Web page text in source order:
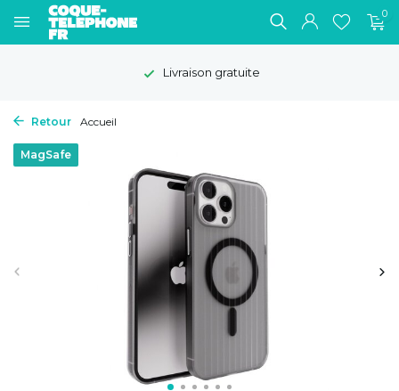
0
Livraison gratuite
Retour Accueil
MagSafe